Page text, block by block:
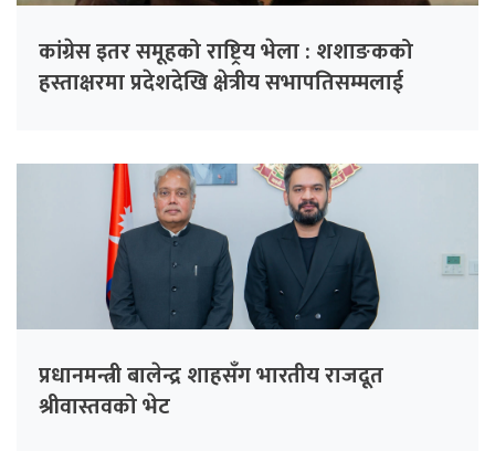
कांग्रेस इतर समूहको राष्ट्रिय भेला : शशाङकको
हस्ताक्षरमा प्रदेशदेखि क्षेत्रीय सभापतिसम्मलाई
प्रधानमन्त्री बालेन्द्र शाहसँग भारतीय राजदूत
श्रीवास्तवको भेट